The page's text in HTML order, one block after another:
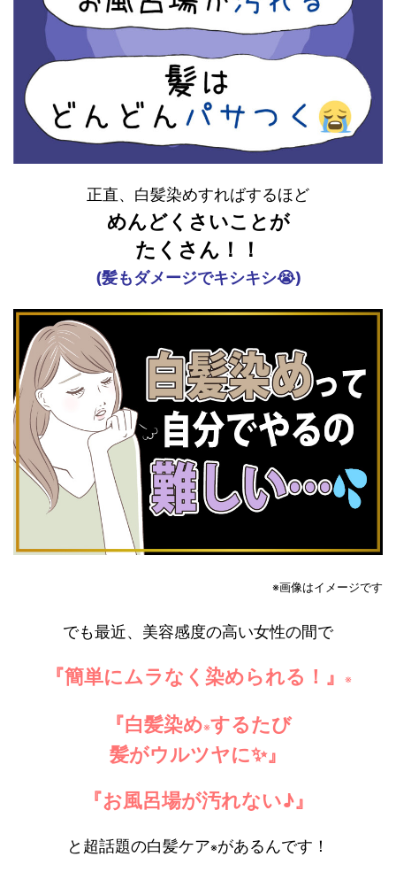
正直、白髪染めすればするほど
めんどくさいことが
たくさん！！
(髪もダメージでキシキシ😭)
※画像はイメージです
でも最近、美容感度の高い女性の間で
『簡単にムラなく染められる！』 ※
『白髪染め※するたび
髪がウルツヤに✨』
『お風呂場が汚れない♪』
と超話題の白髪ケア※があるんです！